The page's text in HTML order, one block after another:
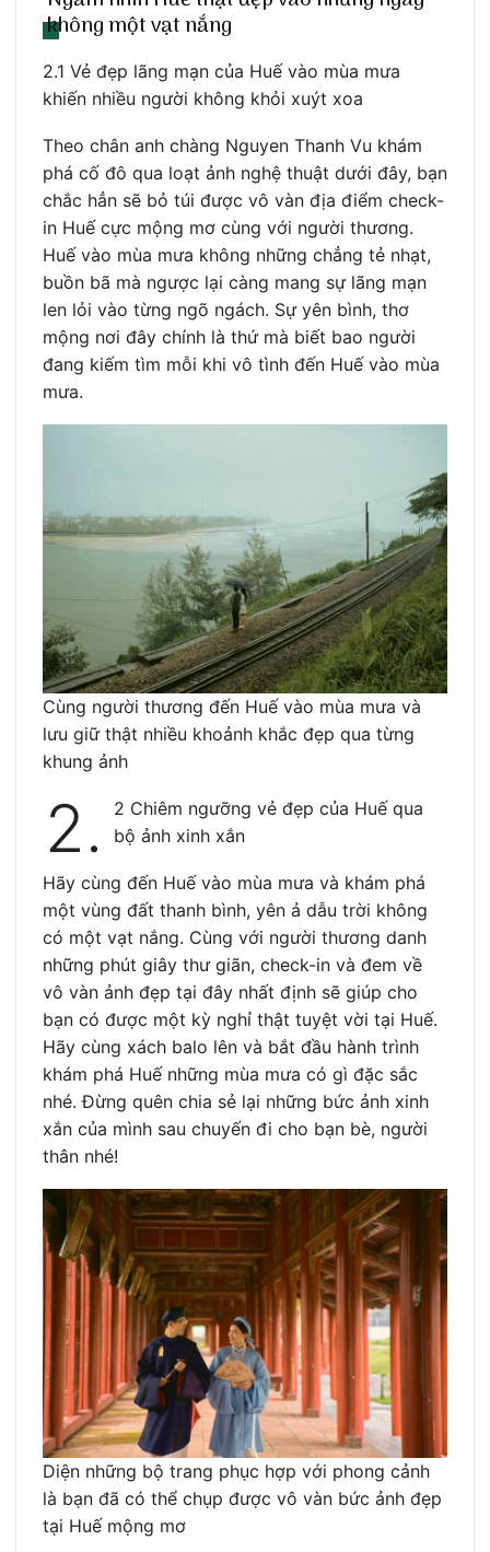
không một vạt nắng
2.1 Vẻ đẹp lãng mạn của Huế vào mùa mưa
khiến nhiều người không khỏi xuýt xoa
Theo chân anh chàng Nguyen Thanh Vu khám
phá cố đô qua loạt ảnh nghệ thuật dưới đây, bạn
chắc hẳn sẽ bỏ túi được vô vàn địa điểm check-
in Huế cực mộng mơ cùng với người thương.
Huế vào mùa mưa không những chẳng tẻ nhạt,
buồn bã mà ngược lại càng mang sự lãng mạn
len lỏi vào từng ngõ ngách. Sự yên bình, thơ
mộng nơi đây chính là thứ mà biết bao người
đang kiếm tìm mỗi khi vô tình đến Huế vào mùa
mưa.
Cùng người thương đến Huế vào mùa mưa và
lưu giữ thật nhiều khoảnh khắc đẹp qua từng
khung ảnh
2.
2 Chiêm ngưỡng vẻ đẹp của Huế qua
bộ ảnh xinh xắn
Hãy cùng đến Huế vào mùa mưa và khám phá
một vùng đất thanh bình, yên ả dẫu trời không
có một vạt nắng. Cùng với người thương danh
những phút giây thư giãn, check-in và đem về
vô vàn ảnh đẹp tại đây nhất định sẽ giúp cho
bạn có được một kỳ nghỉ thật tuyệt vời tại Huế.
Hãy cùng xách balo lên và bắt đầu hành trình
khám phá Huế những mùa mưa có gì đặc sắc
nhé. Đừng quên chia sẻ lại những bức ảnh xinh
xắn của mình sau chuyến đi cho bạn bè, người
thân nhé!
Diện những bộ trang phục hợp với phong cảnh
là bạn đã có thể chụp được vô vàn bức ảnh đẹp
tại Huế mộng mơ